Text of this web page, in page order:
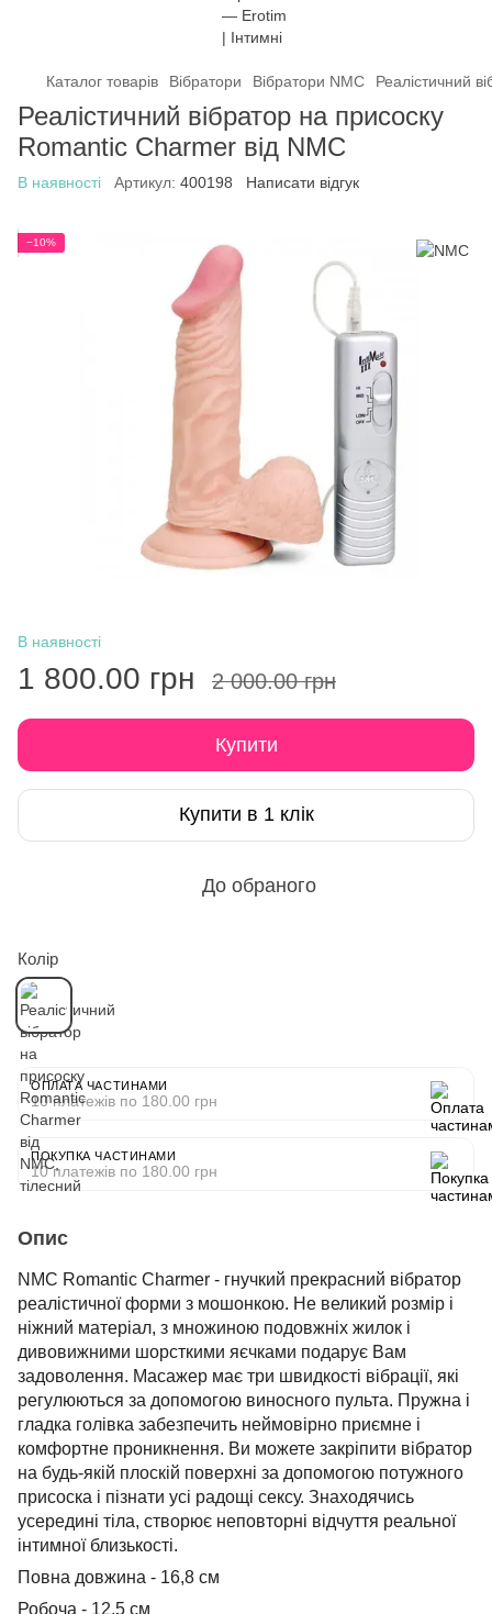
Каталог товарів Вібратори Вібратори NMC Реалістичний
Реалістичний вібратор на присоску
Romantic Charmer від NMC
В наявності Артикул: 400198 Написати відгук
−10%
В наявності
1 800.00 грн 2 000.00 грн
Купити
Купити в 1 клік
До обраного
Колір
ОПЛАТА ЧАСТИНАМИ
10 платежів по 180.00 грн
ПОКУПКА ЧАСТИНАМИ
10 платежів по 180.00 грн
Опис
NMC Romantic Charmer - гнучкий прекрасний вібратор
реалістичної форми з мошонкою. Не великий розмір і
ніжний матеріал, з множиною подовжніх жилок і
дивовижними шорсткими яєчками подарує Вам
задоволення. Масажер має три швидкості вібрації, які
регулюються за допомогою виносного пульта. Пружна і
гладка голівка забезпечить неймовірно приємне і
комфортне проникнення. Ви можете закріпити вібратор
на будь-якій плоскій поверхні за допомогою потужного
присоска і пізнати усі радощі сексу. Знаходячись
усередині тіла, створює неповторні відчуття реальної
інтимної близькості.
Повна довжина - 16,8 см
Робоча - 12,5 см